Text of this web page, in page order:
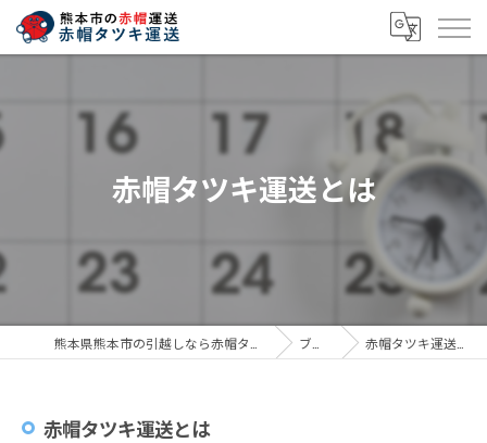
赤帽タツキ運送とは
ブログ 赤帽タツキ運送とは
赤帽タツキ運送とは